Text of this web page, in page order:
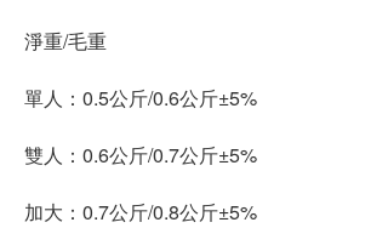
淨重/毛重
單人：0.5公斤/0.6公斤±5%
雙人：0.6公斤/0.7公斤±5%
加大：0.7公斤/0.8公斤±5%